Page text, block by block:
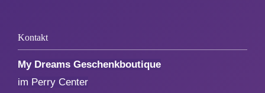
Kontakt
My Dreams Geschenkboutique
im Perry Center